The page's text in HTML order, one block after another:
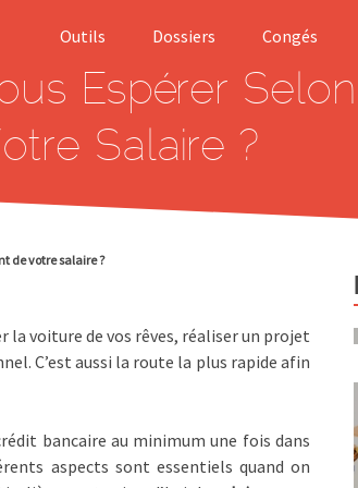
Outils
Salaire brut net
Calcul indemnité
de licenciement
indemnité rupture
Simulation APL
Dossiers
Smic
poste
travail
Chèque emploi
Prime
Congés
Espérer
Salaire ?
de votre salaire ?
la voiture de vos rêves, réaliser un projet
C’est aussi la route la plus rapide afin
bancaire au minimum une fois dans
aspects sont essentiels quand on